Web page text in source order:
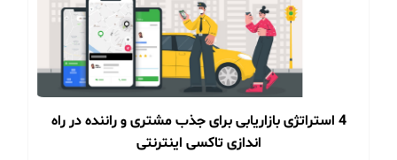
4 استراتژی بازاریابی برای جذب مشتری و راننده در راه
اندازی تاکسی اینترنتی